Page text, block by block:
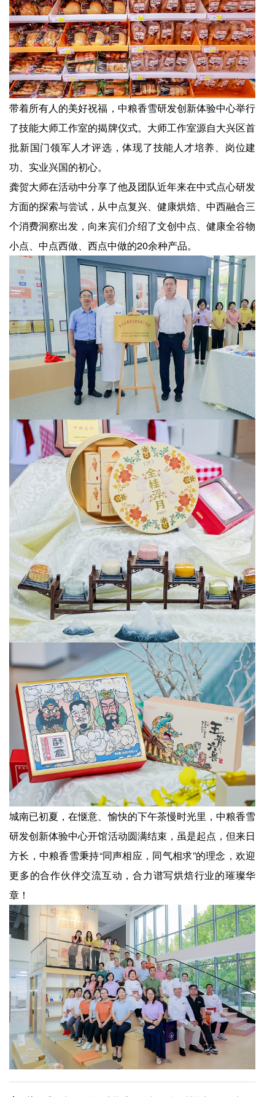
带着所有人的美好祝福，中粮香雪研发创新体验中心举行
了技能大师工作室的揭牌仪式。大师工作室源自大兴区首
批新国门领军人才评选，体现了技能人才培养、岗位建
功、实业兴国的初心。
龚贺大师在活动中分享了他及团队近年来在中式点心研发
方面的探索与尝试，从中点复兴、健康烘焙、中西融合三
个消费洞察出发，向来宾们介绍了文创中点、健康全谷物
小点、中点西做、西点中做的20余种产品。
城南已初夏，在惬意、愉快的下午茶慢时光里，中粮香雪
研发创新体验中心开馆活动圆满结束，虽是起点，但来日
方长，中粮香雪秉持“同声相应，同气相求”的理念，欢迎
更多的合作伙伴交流互动，合力谱写烘焙行业的璀璨华
章！